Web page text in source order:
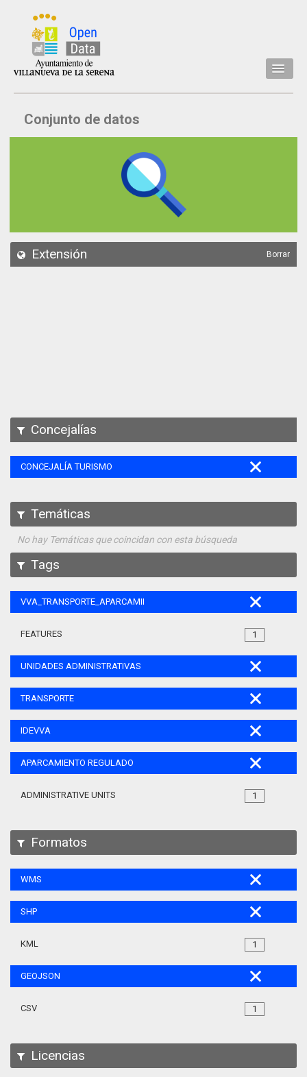
Inicio
Datos
API
Conjunto de datos
Extensión Borrar
Concejalías
CONCEJALÍA TURISMO
Temáticas
No hay Temáticas que coincidan con esta búsqueda
Tags
VVA_TRANSPORTE_APARCAMIENTO_REGULADO_105
1
FEATURES
UNIDADES ADMINISTRATIVAS
TRANSPORTE
IDEVVA
APARCAMIENTO REGULADO
1
ADMINISTRATIVE UNITS
Formatos
WMS
SHP
1
KML
GEOJSON
1
CSV
Licencias